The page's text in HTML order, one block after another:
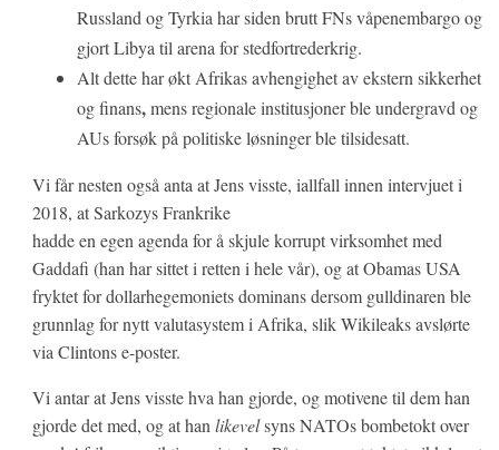
Russland og Tyrkia har siden brutt FNs våpenembargo og
gjort Libya til arena for stedfortrederkrig.
Alt dette har økt Afrikas avhengighet av ekstern sikkerhet
og finans,mens regionale institusjoner ble undergravd og
AUs forsøk på politiske løsninger ble tilsidesatt.
Vi får nesten også anta at Jens visste, iallfall innen intervjuet i
2018, at Sarkozys Frankrike
hadde en egen agenda for å skjule korrupt virksomhet med
Gaddafi (han har sittet i retten i hele vår), og at Obamas USA
fryktet for dollarhegemoniets dominans dersom gulldinaren ble
grunnlag for nytt valutasystem i Afrika, slik Wikileaks avslørte
via Clintons e-poster.
Vi antar at Jens visste hva han gjorde, og motivene til dem han
gjorde det med, og at han likevelsyns NATOs bombetokt over